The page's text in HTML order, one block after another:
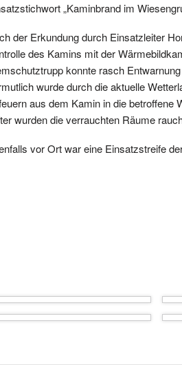
„Kaminbrand im
der Erkundung durch Einsatzleiter
des Kamins mit der
konnte rasch
wurde durch die aktuelle
aus dem Kamin in die betroffene
wurden die verrauchten Räume
vor Ort war eine Einsatzstreife